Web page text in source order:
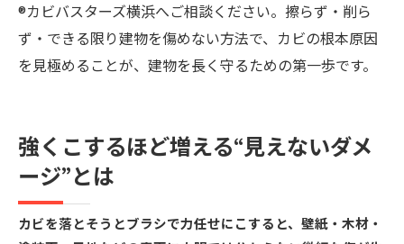
®カビバスターズ横浜へご相談ください。擦らず・削ら
ず・できる限り建物を傷めない方法で、カビの根本原因
を見極めることが、建物を長く守るための第一歩です。
強くこするほど増える“見えないダメ
ージ”とは
カビを落とそうとブラシで力任せにこすると、壁紙・木材・